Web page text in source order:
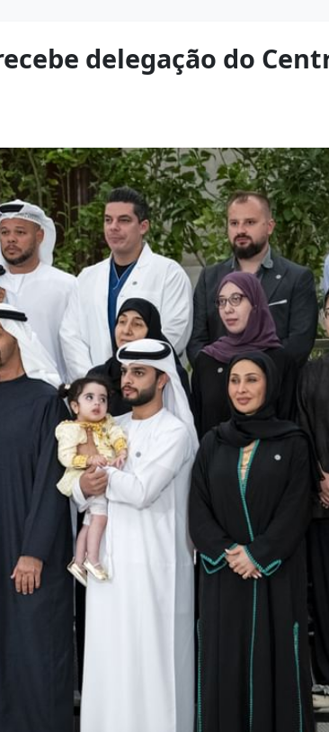
delegação do